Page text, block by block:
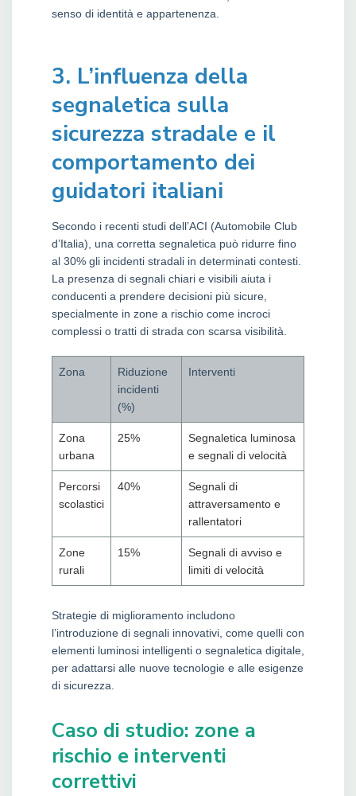
senso di identità e appartenenza.
3. L’influenza della
segnaletica sulla
sicurezza stradale e il
comportamento dei
guidatori italiani
Secondo i recenti studi dell’ACI (Automobile Club
d’Italia), una corretta segnaletica può ridurre fino
al 30% gli incidenti stradali in determinati contesti.
La presenza di segnali chiari e visibili aiuta i
conducenti a prendere decisioni più sicure,
specialmente in zone a rischio come incroci
complessi o tratti di strada con scarsa visibilità.
Zona
Riduzione
incidenti
(%)
Interventi
Zona
urbana
25%
Segnaletica luminosa
e segnali di velocità
Percorsi
scolastici
40%
Segnali di
attraversamento e
rallentatori
Zone
rurali
15%
Segnali di avviso e
limiti di velocità
Strategie di miglioramento includono
l’introduzione di segnali innovativi, come quelli con
elementi luminosi intelligenti o segnaletica digitale,
per adattarsi alle nuove tecnologie e alle esigenze
di sicurezza.
Caso di studio: zone a
rischio e interventi
correttivi